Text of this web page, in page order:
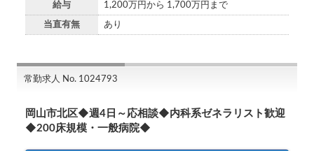
給与 1,200万円から 1,700万円まで
当直有無 あり
常勤求人 No. 1024793
岡山市北区◆週4日～応相談◆内科系ゼネラリスト歓迎
◆200床規模・一般病院◆